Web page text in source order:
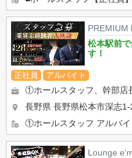
PREMIUM
松本駅前
す！
正社員 アルバイト
長野県 長野県松本市深志
Lounge